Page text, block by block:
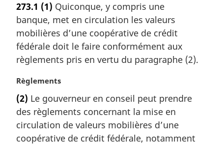
e
m
a
r
i
a
l
e
:
273.1 (1) Quiconque, y compris une
banque, met en circulation les valeurs
mobilières d’une coopérative de crédit
fédérale doit le faire conformément aux
règlements pris en vertu du paragraphe (2).
N
t
e
m
a
Règlements
(2) Le gouverneur en conseil peut prendre
des règlements concernant la mise en
circulation de valeurs mobilières d’une
coopérative de crédit fédérale, notamment